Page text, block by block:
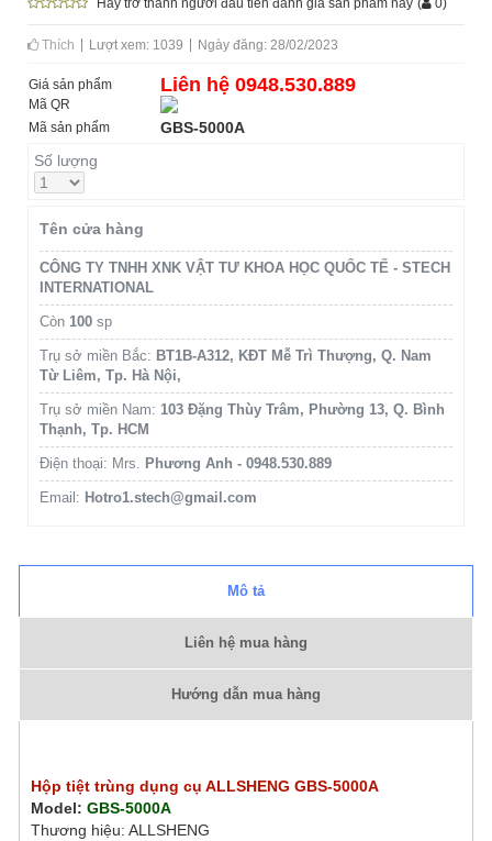
Hãy trở thành người đầu tiên đánh giá sản phẩm này ( 0)
Thích Lượt xem: 1039 Ngày đăng: 28/02/2023
Giá sản phẩm Liên hệ 0948.530.889
Mã QR
Mã sản phẩm
GBS-5000A
Số lượng
Tên cửa hàng
CÔNG TY TNHH XNK VẬT TƯ KHOA HỌC QUỐC TẾ - STECH
INTERNATIONAL
Còn 100 sp
Trụ sở miền Bắc: BT1B-A312, KĐT Mễ Trì Thượng, Q. Nam
Từ Liêm, Tp. Hà Nội,
Trụ sở miền Nam: 103 Đặng Thùy Trâm, Phường 13, Q. Bình
Thạnh, Tp. HCM
Điện thoại: Mrs. Phương Anh - 0948.530.889
Email: Hotro1.stech@gmail.com
Mô tả
Liên hệ mua hàng
Hướng dẫn mua hàng
Hộp tiệt trùng dụng cụ ALLSHENG GBS-5000A
Model: GBS-5000A
Thương hiệu: ALLSHENG